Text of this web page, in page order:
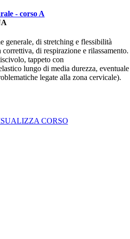
- corso A
generale, di stretching e flessibilità
di respirazione e rilassamento.
tappeto con
lungo di media durezza, eventuale
legate alla zona cervicale).
CORSO